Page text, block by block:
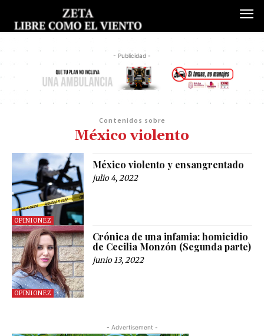
- Publicidad -
Contenidos sobre
México violento
OPINIONEZ
México violento y ensangrentado
julio 4, 2022
OPINIONEZ
Crónica de una infamia: homicidio
de Cecilia Monzón (Segunda parte)
junio 13, 2022
- Advertisement -